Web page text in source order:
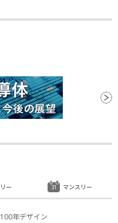
年デザイン
ー マンスリー